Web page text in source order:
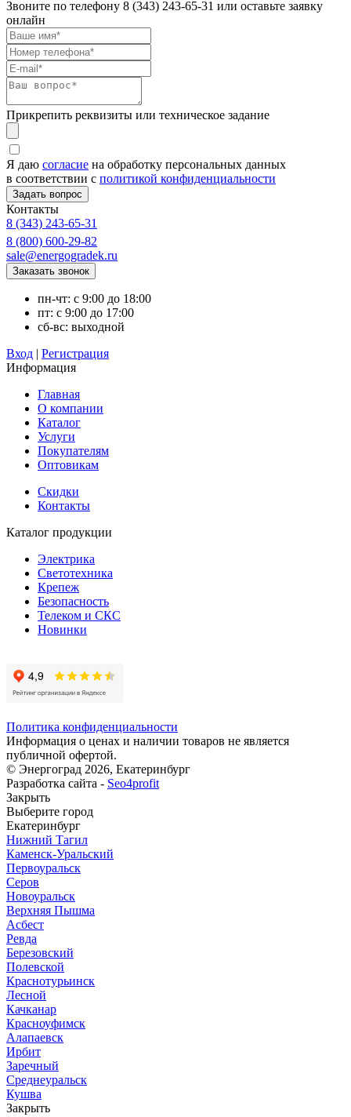
Звоните по телефону 8 (343) 243-65-31 или оставьте заявку
онлайн
Прикрепить реквизиты или техническое задание
Я даю согласие на обработку персональных данных
в соответствии с политикой конфиденциальности
Контакты
8 (343) 243-65-31
8 (800) 600-29-82
sale@energogradek.ru
пн-чт: с 9:00 до 18:00
пт: с 9:00 до 17:00
сб-вс: выходной
Вход | Регистрация
Информация
Главная
О компании
Каталог
Услуги
Покупателям
Оптовикам
Скидки
Контакты
Каталог продукции
Электрика
Светотехника
Крепеж
Безопасность
Телеком и СКС
Новинки
Политика конфиденциальности
Информация о ценах и наличии товаров не является
публичной офертой.
© Энергоград 2026, Екатеринбург
Разработка сайта - Seo4profit
Закрыть
Выберите город
Екатеринбург
Нижний Тагил
Каменск-Уральский
Первоуральск
Серов
Новоуральск
Верхняя Пышма
Асбест
Ревда
Березовский
Полевской
Краснотурьинск
Лесной
Качканар
Красноуфимск
Алапаевск
Ирбит
Заречный
Среднеуральск
Кушва
Закрыть